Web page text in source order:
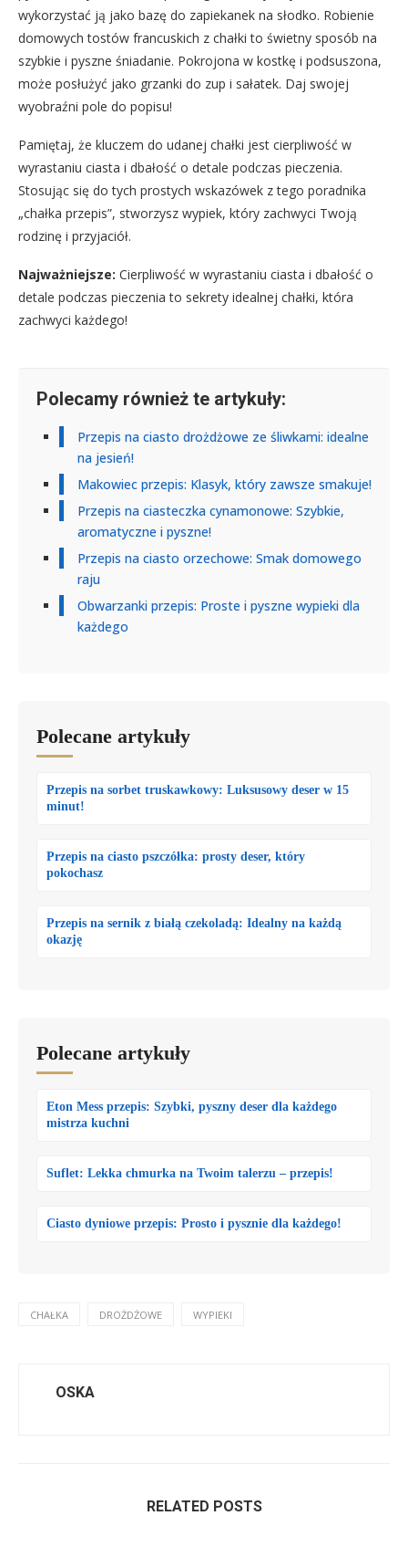
wykorzystać ją jako bazę do zapiekanek na słodko. Robienie
domowych tostów francuskich z chałki to świetny sposób na
szybkie i pyszne śniadanie. Pokrojona w kostkę i podsuszona,
może posłużyć jako grzanki do zup i sałatek. Daj swojej
wyobraźni pole do popisu!
Pamiętaj, że kluczem do udanej chałki jest cierpliwość w
wyrastaniu ciasta i dbałość o detale podczas pieczenia.
Stosując się do tych prostych wskazówek z tego poradnika
„chałka przepis”, stworzysz wypiek, który zachwyci Twoją
rodzinę i przyjaciół.
Najważniejsze: Cierpliwość w wyrastaniu ciasta i dbałość o
detale podczas pieczenia to sekrety idealnej chałki, która
zachwyci każdego!
Polecamy również te artykuły:
Przepis na ciasto drożdżowe ze śliwkami: idealne
na jesień!
Makowiec przepis: Klasyk, który zawsze smakuje!
Przepis na ciasteczka cynamonowe: Szybkie,
aromatyczne i pyszne!
Przepis na ciasto orzechowe: Smak domowego
raju
Obwarzanki przepis: Proste i pyszne wypieki dla
każdego
Polecane artykuły
Przepis na sorbet truskawkowy: Luksusowy deser w 15
minut!
Przepis na ciasto pszczółka: prosty deser, który
pokochasz
Przepis na sernik z białą czekoladą: Idealny na każdą
okazję
Polecane artykuły
Eton Mess przepis: Szybki, pyszny deser dla każdego
mistrza kuchni
Suflet: Lekka chmurka na Twoim talerzu – przepis!
Ciasto dyniowe przepis: Prosto i pysznie dla każdego!
CHAŁKA DROŻDŻOWE WYPIEKI
OSKA
RELATED POSTS